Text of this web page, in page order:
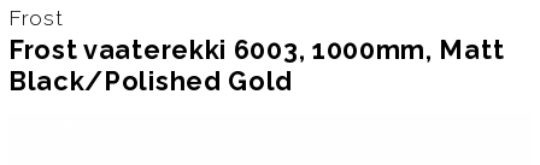
Frost
Frost vaaterekki 6003, 1000mm, Matt
Black/Polished Gold